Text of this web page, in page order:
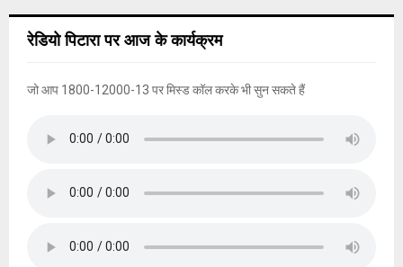
h
o
C
रेडियो पिटारा पर आज के कार्यक्रम
जो आप 1800-12000-13 पर मिस्ड कॉल करके भी सुन सकते हैं